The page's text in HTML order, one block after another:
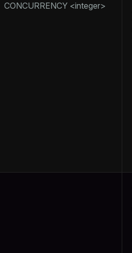
CONCURRENCY <integer>